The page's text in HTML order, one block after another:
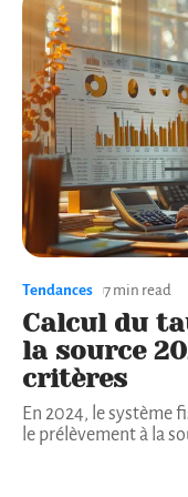
Tendances 7 min read
Calcul du
la source
critères
En 2024, le système
le prélèvement à la